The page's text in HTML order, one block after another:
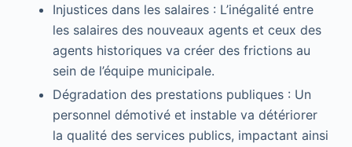
Injustices dans les salaires : L’inégalité entre
les salaires des nouveaux agents et ceux des
agents historiques va créer des frictions au
sein de l’équipe municipale.
Dégradation des prestations publiques : Un
personnel démotivé et instable va détériorer
la qualité des services publics, impactant ainsi